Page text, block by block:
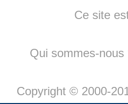
Ce site
Qui sommes-nous
Copyright © 2000-